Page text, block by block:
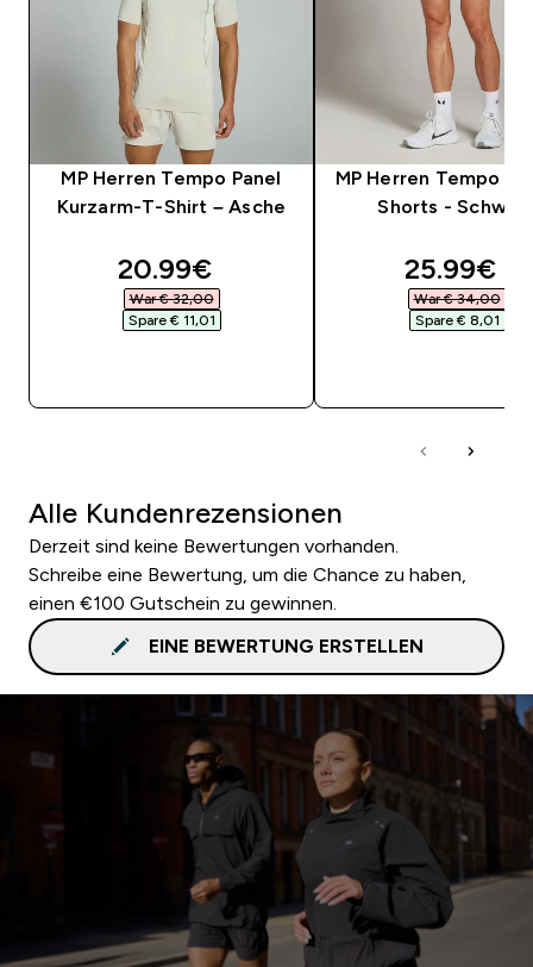
MP Herren Tempo Panel
Kurzarm-T-Shirt – Asche
discounted price
20.99€‎
War € 32,00‎
Spare € 11,01‎
MP Herren Tempo
Shorts -
25.99€‎
War € 34,00‎
Spare € 8,01‎
Alle Kundenrezensionen
Derzeit sind keine Bewertungen vorhanden.
Schreibe eine Bewertung, um die Chance zu haben,
einen €100 Gutschein zu gewinnen.
EINE BEWERTUNG ERSTELLEN